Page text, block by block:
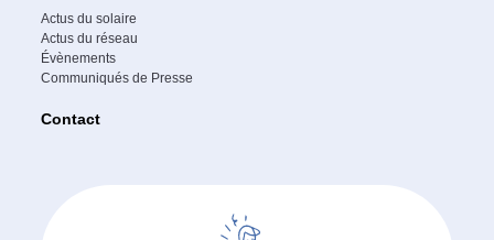
Actus du solaire
Actus du réseau
Évènements
Communiqués de Presse
Contact